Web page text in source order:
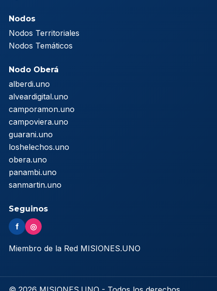
Nodos
Nodos Territoriales
Nodos Temáticos
Nodo Oberá
alberdi.uno
alveardigital.uno
camporamon.uno
campoviera.uno
guarani.uno
loshelechos.uno
obera.uno
panambi.uno
sanmartin.uno
Seguinos
f ◎
Miembro de la Red MISIONES.UNO